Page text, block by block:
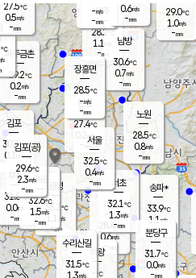
양주
28.2℃
1.1
-mm
과천
28.4℃
0.6m/s
- mm
파주금촌
29.2℃
0.2m/s
-mm
29.0℃
1.0m/s
-mm
℃
s
의왕
- ℃
김포
30.4℃
0.3 m/s
mm
광명
33.2 ℃
1.1 m/s
-mm
부천
31.8℃
0.0m/s
-mm
구로
32.6℃
1.5m/s
-mm
은평
27.4℃
0.2 m/s
- mm
노원
28.5℃
0.8m/s
-mm
송파*
33.9℃
1.1 m/s
-mm
서초
32.1℃
1.3m/s
-mm
남방
30.6℃
0.7m/s
-mm
수리산길
31.5℃
1.3m/s
분당구
31.7℃
0.0m/s
-mm
장흥면
28.5℃
-m/s
-mm
-m/s
-mm
김포(공)
29.6℃
2.3m/s
-mm
서울
32.5℃
0.4m/s
-mm
27.5℃
0.5m/s
-mm
0.6m/s
-mm